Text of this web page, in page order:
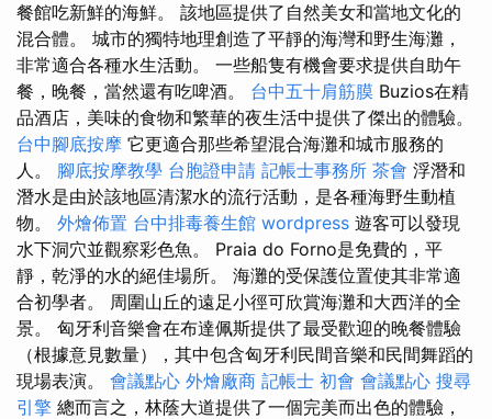
餐館吃新鮮的海鮮。 該地區提供了自然美女和當地文化的
混合體。 城市的獨特地理創造了平靜的海灣和野生海灘，
非常適合各種水生活動。 一些船隻有機會要求提供自助午
餐，晚餐，當然還有吃啤酒。 台中五十肩筋膜 Buzios在精
品酒店，美味的食物和繁華的夜生活中提供了傑出的體驗。
台中腳底按摩 它更適合那些希望混合海灘和城市服務的
人。 腳底按摩教學 台胞證申請 記帳士事務所 茶會 浮潛和
潛水是由於該地區清潔水的流行活動，是各種海野生動植
物。 外燴佈置 台中排毒養生館 wordpress 遊客可以發現
水下洞穴並觀察彩色魚。 Praia do Forno是免費的，平
靜，乾淨的水的絕佳場所。 海灘的受保護位置使其非常適
合初學者。 周圍山丘的遠足小徑可欣賞海灘和大西洋的全
景。 匈牙利音樂會在布達佩斯提供了最受歡迎的晚餐體驗
（根據意見數量），其中包含匈牙利民間音樂和民間舞蹈的
現場表演。 會議點心 外燴廠商 記帳士 初會 會議點心 搜尋
引擎 總而言之，林蔭大道提供了一個完美而出色的體驗，